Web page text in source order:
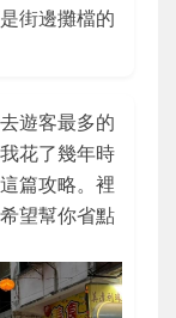
街邊攤檔的
遊客最多的
花了幾年時
篇攻略。裡
望幫你省點